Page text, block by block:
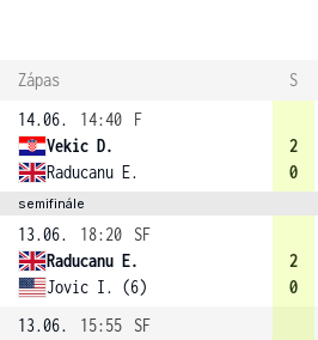
Zápas S
14.06.
14:40
F
Vekic D.
Raducanu E.
2
0
semifinále
13.06. 18:20
SF
Raducanu E.
Jovic I. (6)
2
0
13.06.
15:55
SF